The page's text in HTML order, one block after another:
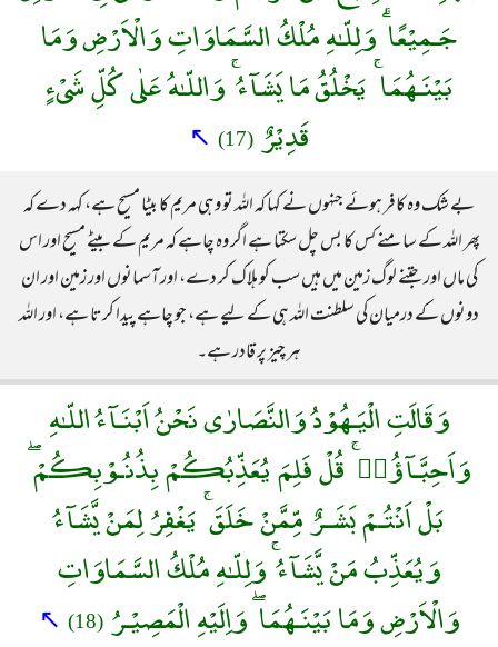
جَـمِيْعًا ۗ وَلِلّـٰهِ مُلْكُ السَّمَاوَاتِ وَالْاَرْضِ وَمَا
بَيْنَـهُمَا ۚ يَخْلُقُ مَا يَشَآءُ ۚ وَاللّـٰهُ عَلٰى كُلِّ شَىْءٍ
قَدِيْرٌ (17)
↖
بے شک وہ کافر ہوئے جنہوں نے کہا کہ اللہ تو وہی مریم کا بیٹا مسیح ہے، کہہ دے کہ
پھر اللہ کے سامنے کس کا بس چل سکتا ہے اگر وہ چاہے کہ مریم کے بیٹے مسیح اور اس
کی ماں اور جتنے لوگ زمین میں ہیں سب کو ہلاک کر دے، اور آسمانوں اور زمین اور ان
دونوں کے درمیان کی سلطنت اللہ ہی کے لیے ہے، جو چاہے پیدا کرتا ہے، اور اللہ
ہر چیز پر قادر ہے۔
وَقَالَتِ الْيَـهُوْدُ وَالنَّصَارٰى نَحْنُ اَبْنَـآءُ اللّـٰهِ
وَاَحِبَّـآؤُهٝ ۚ قُلْ فَلِمَ يُعَذِّبُكُمْ بِذُنُـوْبِكُمْ ۖ
بَلْ اَنْتُـمْ بَشَـرٌ مِّمَّنْ خَلَقَ ۚ يَغْفِرُ لِمَنْ يَّشَآءُ
وَيُعَذِّبُ مَنْ يَّشَآءُ ۚ وَلِلّـٰهِ مُلْكُ السَّمَاوَاتِ
وَالْاَرْضِ وَمَا بَيْنَـهُمَا ۖ وَاِلَيْهِ الْمَصِيْـرُ (18)
↖